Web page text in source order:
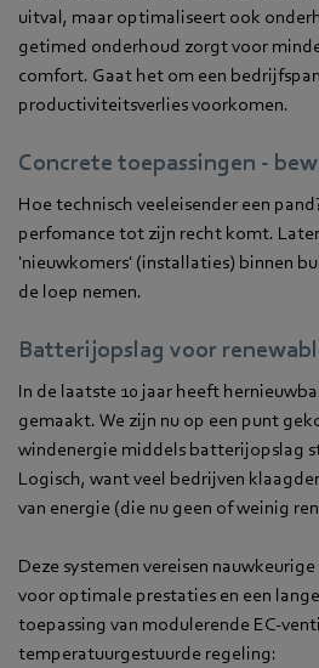
uitval, maar optimaliseert ook
getimed onderhoud zorgt voor
comfort. Gaat het om een
productiviteitsverlies voorkomen.
Concrete toepassingen -
Hoe technisch veeleisender een
perfomance tot zijn recht komt.
'nieuwkomers' (installaties) binnen
de loep nemen.
Batterijopslag voor
In de laatste 10 jaar heeft
gemaakt. We zijn nu op een punt
windenergie middels batterijopslag
Logisch, want veel bedrijven
van energie (die nu geen of weinig
Deze systemen vereisen
voor optimale prestaties en een
toepassing van modulerende EC-
temperatuurgestuurde regeling: